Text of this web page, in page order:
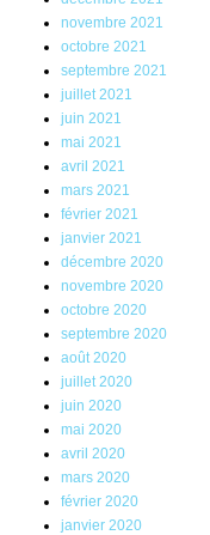
novembre 2021
octobre 2021
septembre 2021
juillet 2021
juin 2021
mai 2021
avril 2021
mars 2021
février 2021
janvier 2021
décembre 2020
novembre 2020
octobre 2020
septembre 2020
août 2020
juillet 2020
juin 2020
mai 2020
avril 2020
mars 2020
février 2020
janvier 2020